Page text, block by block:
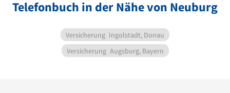
Telefonbuch in der Nähe von Neuburg
Versicherung Ingolstadt, Donau
Versicherung Augsburg, Bayern